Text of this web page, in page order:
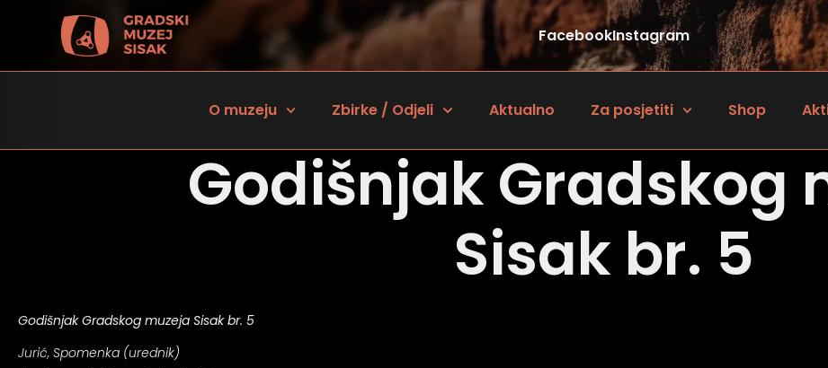
FacebookInstagram
O muzeju Zbirke / Odjeli Aktualno Za posjetiti Shop
Godišnjak Gradskog
Sisak br. 5
Godišnjak Gradskog muzeja Sisak br. 5
Jurić, Spomenka (urednik)